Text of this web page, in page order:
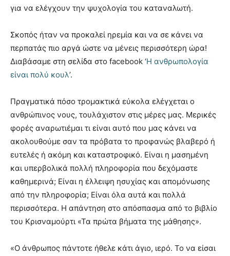
για να ελέγχουν την ψυχολογία του καταναλωτή.
Σκοπός ήταν να προκαλεί ηρεμία και να σε κάνει να
περπατάς πιο αργά ώστε να μένεις περισσότερη ώρα!
Διαβάσαμε στη σελίδα στο facebook ‘Η ανθρωπολογία
είναι πολύ κουλ’.
Πραγματικά πόσο τρομακτικά εύκολα ελέγχεται ο
ανθρώπινος νους, τουλάχιστον στις μέρες μας. Μερικές
φορές αναρωτιέμαι τι είναι αυτό που μας κάνει να
ακολουθούμε σαν τα πρόβατα το προφανώς βλαβερό ή
ευτελές ή ακόμη και καταστροφικό. Είναι η μασημένη
και υπερβολικά πολλή πληροφορία που δεχόμαστε
καθημερινά; Είναι η έλλειψη ησυχίας και απομόνωσης
από την πληροφορία; Είναι όλα αυτά και πολλά
περισσότερα. Η απάντηση στο απόσπασμα από το βιβλίο
του Κρισναμούρτι «Τα πρώτα βήματα της μάθησης».
«Ο άνθρωπος πάντοτε ήθελε κάτι άγιο, ιερό. Το να είσαι